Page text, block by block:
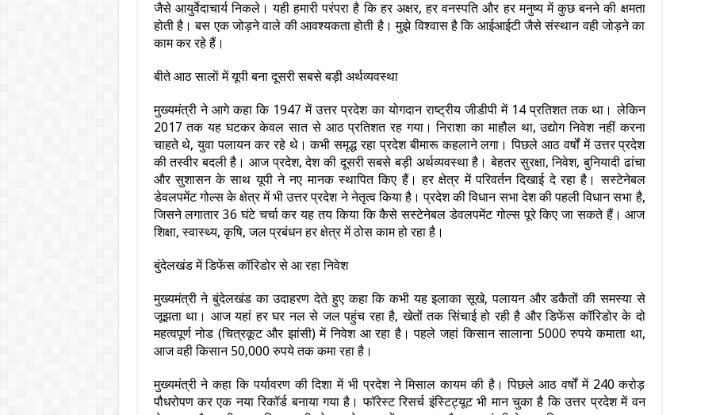
जैसे आयुर्वेदाचार्य निकले। यही हमारी परंपरा है कि हर अक्षर, हर वनस्पति और हर मनुष्य में कुछ बनने की क्षमता
होती है। बस एक जोड़ने वाले की आवश्यकता होती है। मुझे विश्वास है कि आईआईटी जैसे संस्थान वही जोड़ने का
काम कर रहे हैं।
बीते आठ सालाें में यूपी बना दूसरी सबसे बड़ी अर्थव्यवस्था
मुख्यमंत्री ने आगे कहा कि 1947 में उत्तर प्रदेश का योगदान राष्ट्रीय जीडीपी में 14 प्रतिशत तक था। लेकिन
2017 तक यह घटकर केवल सात से आठ प्रतिशत रह गया। निराशा का माहौल था, उद्योग निवेश नहीं करना
चाहते थे, युवा पलायन कर रहे थे। कभी समृद्ध रहा प्रदेश बीमारू कहलाने लगा। पिछले आठ वर्षों में उत्तर प्रदेश
की तस्वीर बदली है। आज प्रदेश, देश की दूसरी सबसे बड़ी अर्थव्यवस्था है। बेहतर सुरक्षा, निवेश, बुनियादी ढांचा
और सुशासन के साथ यूपी ने नए मानक स्थापित किए हैं। हर क्षेत्र में परिवर्तन दिखाई दे रहा है। सस्टेनेबल
डेवलपमेंट गोल्स के क्षेत्र में भी उत्तर प्रदेश ने नेतृत्व किया है। प्रदेश की विधान सभा देश की पहली विधान सभा है,
जिसने लगातार 36 घंटे चर्चा कर यह तय किया कि कैसे सस्टेनेबल डेवलपमेंट गोल्स पूरे किए जा सकते हैं। आज
शिक्षा, स्वास्थ्य, कृषि, जल प्रबंधन हर क्षेत्र में ठोस काम हो रहा है।
बुंदेलखंड में डिफेंस कॉरिडोर से आ रहा निवेश
मुख्यमंत्री ने बुंदेलखंड का उदाहरण देते हुए कहा कि कभी यह इलाका सूखे, पलायन और डकैतों की समस्या से
जूझता था। आज यहां हर घर नल से जल पहुंच रहा है, खेतों तक सिंचाई हो रही है और डिफेंस कॉरिडोर के दो
महत्वपूर्ण नोड (चित्रकूट और झांसी) में निवेश आ रहा है। पहले जहां किसान सालाना 5000 रुपये कमाता था,
आज वही किसान 50,000 रुपये तक कमा रहा है।
मुख्यमंत्री ने कहा कि पर्यावरण की दिशा में भी प्रदेश ने मिसाल कायम की है। पिछले आठ वर्षों में 240 करोड़
पौधरोपण कर एक नया रिकॉर्ड बनाया गया है। फॉरेस्ट रिसर्च इंस्टिट्यूट भी मान चुका है कि उत्तर प्रदेश में वन